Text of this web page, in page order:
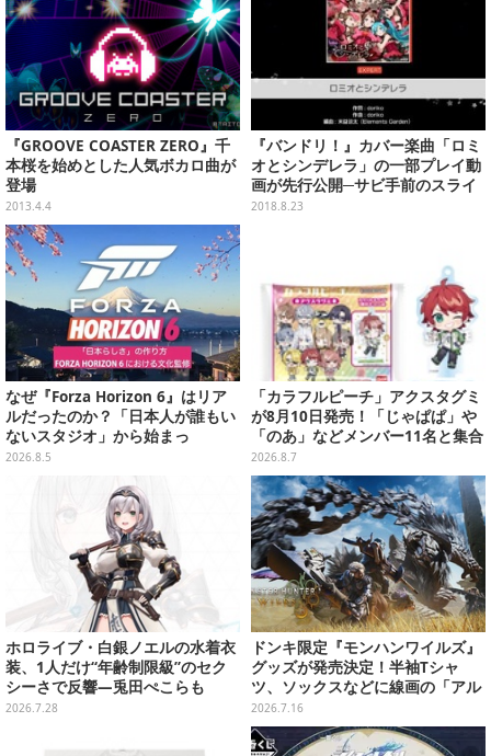
『GROOVE COASTER ZERO』千
本桜を始めとした人気ボカロ曲が
登場
2013.4.4
『バンドリ！』カバー楽曲「ロミ
オとシンデレラ」の一部プレイ動
画が先行公開─サビ手前のスライ
ドが鬼門？
2018.8.23
なぜ『Forza Horizon 6』はリア
ルだったのか？「日本人が誰もい
ないスタジオ」から始まっ
た、“生活感のある日本"の作り方
2026.8.5
「カラフルピーチ」アクスタグミ
が8月10日発売！「じゃぱぱ」や
「のあ」などメンバー11名と集合
デザイン全15種、ボールチェーン
付きでアクセサリーにも
2026.8.7
ホロライブ・白銀ノエルの水着衣
装、1人だけ“年齢制限級”のセク
シーさで反響―兎田ぺこらも
「こ、こんなことが許されていい
2026.7.28
ドンキ限定『モンハンワイルズ』
グッズが発売決定！半袖Tシャ
ツ、ソックスなどに線画の「アル
シュベルド」「リオレウス」ら11
体をデザイン
2026.7.16